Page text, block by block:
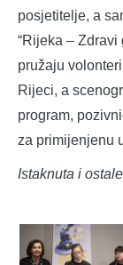
posjetitelje, a
“Rijeka – Zdravi
pružaju
Rijeci, a
program,
za primijenjenu
Istaknuta i